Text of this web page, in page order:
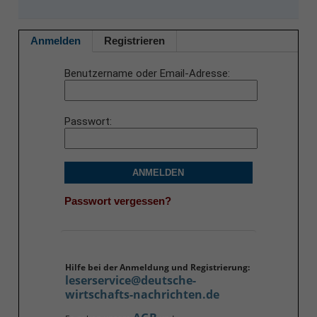
Anmelden Registrieren
Benutzername oder Email-Adresse
Passwort
ANMELDEN
Passwort vergessen?
Hilfe bei der Anmeldung und Registrierung:
leserservice@deutsche-
wirtschafts-nachrichten.de